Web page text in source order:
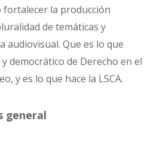
la producción
de temáticas y
audiovisual. Que es lo que
democrático de Derecho en el
y es lo que hace la LSCA.
general